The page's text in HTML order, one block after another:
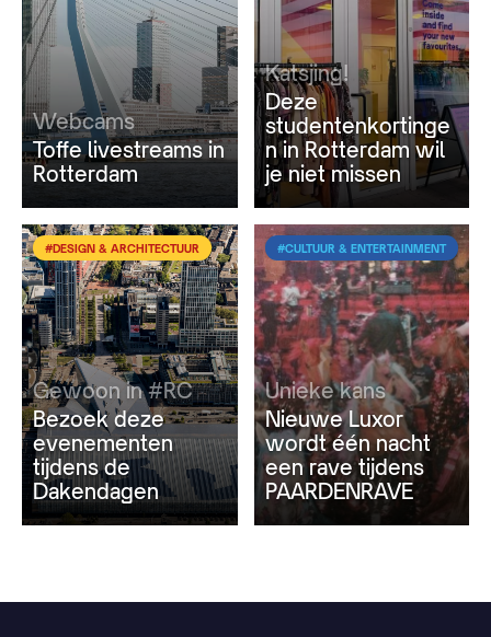
Webcams
Toffe livestreams in
Rotterdam
Katsjing!
Deze
studentenkortinge
n in Rotterdam wil
je niet missen
#DESIGN & ARCHITECTUUR
Gewoon in #RC
Bezoek deze
evenementen
tijdens de
Dakendagen
#CULTUUR & ENTERTAINMENT
Unieke kans
Nieuwe Luxor
wordt één nacht
een rave tijdens
PAARDENRAVE